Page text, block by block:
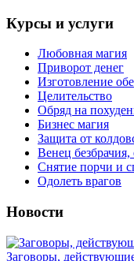
Курсы и услуги
Любовная магия
Приворот денег
Изготовление
Целительство
Обряд на
Бизнес магия
Защита от
Венец безбрачия,
Снятие порчи и
Одолеть врагов
Новости
Заговоры,